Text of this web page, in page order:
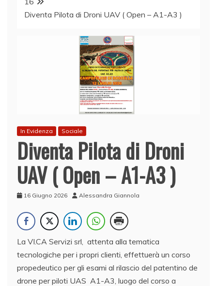
Diventa Pilota di Droni UAV ( Open – A1-A3 )
In Evidenza Sociale
Diventa Pilota di Droni
UAV ( Open – A1-A3 )
16 Giugno 2026 Alessandra Giannola
La VI.CA Servizi srl, attenta alla tematica
tecnologiche per i propri clienti, effettuerà un corso
propedeutico per gli esami al rilascio del patentino de
drone per piloti UAS A1-A3, luogo del corso a